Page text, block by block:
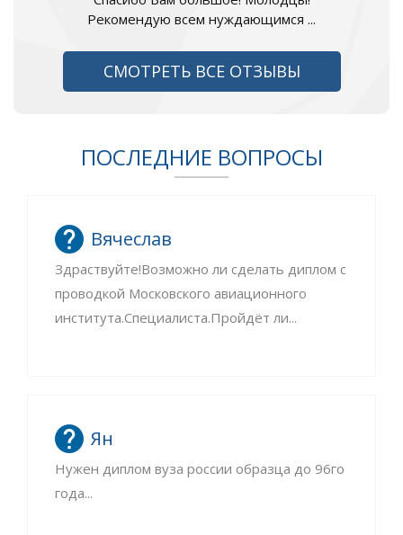
Рекомендую всем нуждающимся ...
СМОТРЕТЬ ВСЕ ОТЗЫВЫ
ПОСЛЕДНИЕ ВОПРОСЫ
Вячеслав
Здраствуйте!Возможно ли сделать диплом с
проводкой Московского авиационного
института.Специалиста.Пройдёт ли...
Ян
Нужен диплом вуза россии образца до 96го
года...